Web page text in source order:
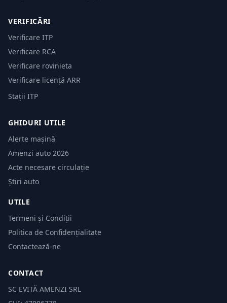
VERIFICĂRI
Verificare ITP
Verificare RCA
Verificare rovinieta
Verificare licență ARR
Stații ITP
GHIDURI UTILE
Alerte mașină
Amenzi auto 2026
Acte necesare circulație
Știri auto
UTILE
Termeni și Condiții
Politica de Confidențialitate
Contactează-ne
CONTACT
SC EVITĂ AMENZI SRL